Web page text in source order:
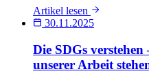
Artikel lesen
30.11.2025
Die SDGs
unserer Arbeit